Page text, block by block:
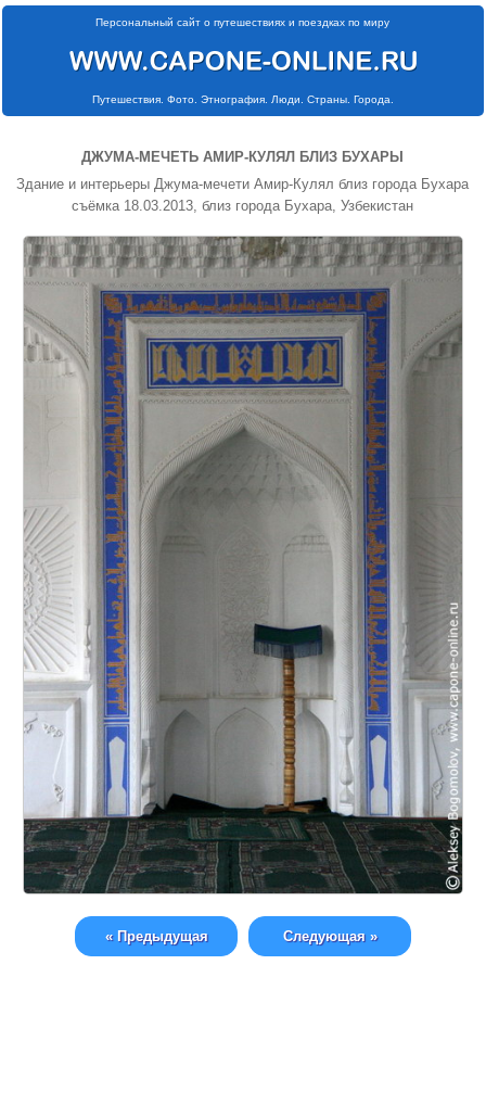
Персональный сайт о путешествиях и поездках по миру
Путешествия. Фото. Этнография. Люди. Страны. Города.
ДЖУМА-МЕЧЕТЬ АМИР-КУЛЯЛ БЛИЗ БУХАРЫ
Здание и интерьеры Джума-мечети Амир-Кулял близ города Бухара
съёмка 18.03.2013, близ города Бухара, Узбекистан
« Предыдущая Следующая »